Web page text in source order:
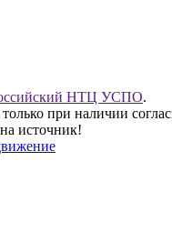
НТЦ УСПО.
при наличии
источник!